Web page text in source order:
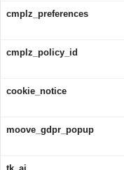
cmplz_preferences
cmplz_policy_id
cookie_notice
moove_gdpr_popup